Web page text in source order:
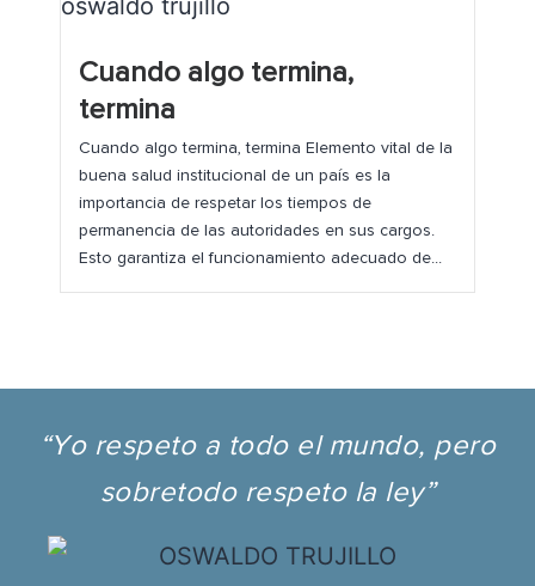
Cuando algo termina,
termina
Cuando algo termina, termina Elemento vital de la
buena salud institucional de un país es la
importancia de respetar los tiempos de
permanencia de las autoridades en sus cargos.
Esto garantiza el funcionamiento adecuado de...
“Yo respeto a todo el mundo, pero
sobretodo respeto la ley”